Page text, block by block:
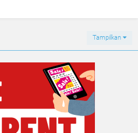
Tampilkan